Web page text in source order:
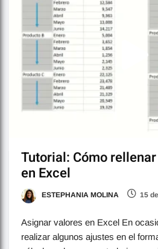
Tutorial: Cómo
en Excel
ESTEPHANIA MOLINA 15
Asignar valores en Excel En
realizar algunos ajustes en el